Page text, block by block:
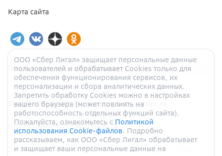
Карта сайта
Ошибка при получении данных
Если у вас есть вопросы:
8(499) 404-10-37 или support@sberpravo.ru
По вопросам обслуживания ЮЛ и ИП:
support.business@sberlegal.ru
ОГРН1187746905004, ИНН9705124940, Адрес:
ООО «Сбер Лигал» защищает персональные данные
пользователей и обрабатывает Cookies только для
обеспечения функционирования сервисов, их
персонализации и сбора аналитических данных.
Запретить обработку Cookies можно в настройках
вашего браузера (может повлиять на
работоспособность отдельных функций сайта).
Пожалуйста, ознакомьтесь с Политикой
использования Cookie-файлов. Подробно
рассказываем, как ООО «Сбер Лигал» обрабатывает
и защищает ваши персональные данные на